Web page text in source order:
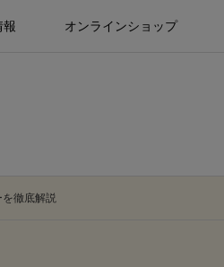
報 オンラインショップ
徹底解説